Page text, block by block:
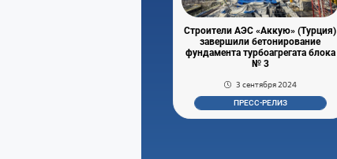
Строители АЭС «Аккую» (Турция)
завершили бетонирование
фундамента турбоагрегата блока
№ 3
3 сентября 2024
ПРЕСС-РЕЛИЗ